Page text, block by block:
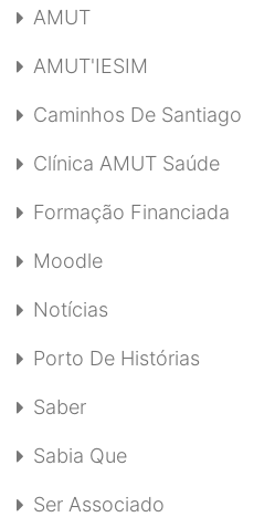
AMUT
AMUT'IESIM
Caminhos De Santiago
Clínica AMUT Saúde
Formação Financiada
Moodle
Notícias
Porto De Histórias
Saber
Sabia Que
Ser Associado